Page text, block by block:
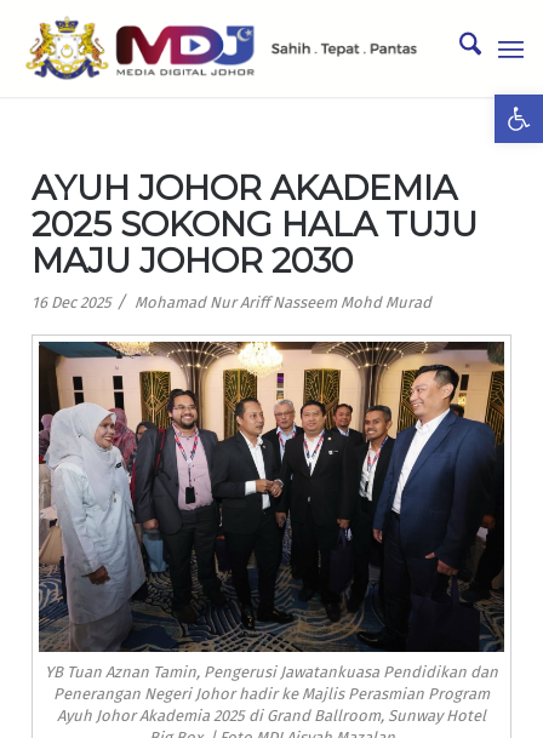
AYUH JOHOR AKADEMIA
2025 SOKONG HALA TUJU
MAJU JOHOR 2030
16 Dec 2025 / Mohamad Nur Ariff Nasseem Mohd Murad
YB Tuan Aznan Tamin, Pengerusi Jawatankuasa Pendidikan dan
Penerangan Negeri Johor hadir ke Majlis Perasmian Program
Ayuh Johor Akademia 2025 di Grand Ballroom, Sunway Hotel